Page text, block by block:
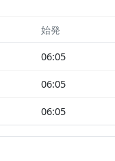
始発
06:05
06:05
06:05